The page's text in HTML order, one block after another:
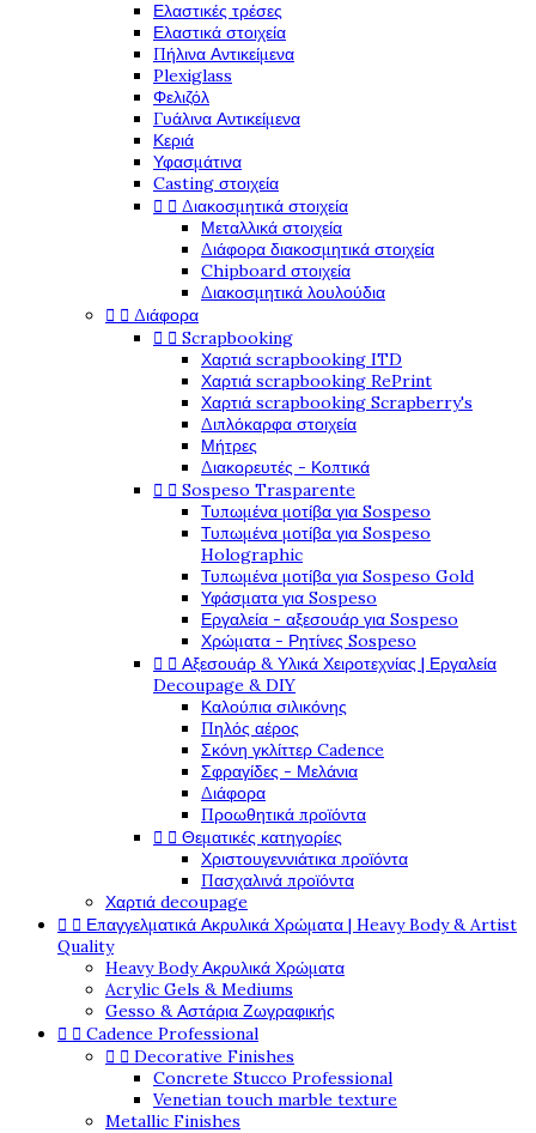
Ελαστικές τρέσες
Ελαστικά στοιχεία
Πήλινα Αντικείμενα
Plexiglass
Φελιζόλ
Γυάλινα Αντικείμενα
Κεριά
Υφασμάτινα
Casting στοιχεία
  Διακοσμητικά στοιχεία
Μεταλλικά στοιχεία
Διάφορα διακοσμητικά στοιχεία
Chipboard στοιχεία
Διακοσμητικά λουλούδια
  Διάφορα
  Scrapbooking
Χαρτιά scrapbooking ITD
Χαρτιά scrapbooking RePrint
Χαρτιά scrapbooking Scrapberry's
Διπλόκαρφα στοιχεία
Μήτρες
Διακορευτές - Κοπτικά
  Sospeso Trasparente
Τυπωμένα μοτίβα για Sospeso
Τυπωμένα μοτίβα για Sospeso
Holographic
Τυπωμένα μοτίβα για Sospeso Gold
Υφάσματα για Sospeso
Εργαλεία - αξεσουάρ για Sospeso
Χρώματα - Ρητίνες Sospeso
  Αξεσουάρ & Υλικά Χειροτεχνίας | Εργαλεία
Decoupage & DIY
Καλούπια σιλικόνης
Πηλός αέρος
Σκόνη γκλίττερ Cadence
Σφραγίδες - Μελάνια
Διάφορα
Προωθητικά προϊόντα
  Θεματικές κατηγορίες
Χριστουγεννιάτικα προϊόντα
Πασχαλινά προϊόντα
Χαρτιά decoupage
  Επαγγελματικά Ακρυλικά Χρώματα | Heavy Body & Artist
Quality
Heavy Body Ακρυλικά Χρώματα
Acrylic Gels & Mediums
Gesso & Αστάρια Ζωγραφικής
  Cadence Professional
  Decorative Finishes
Concrete Stucco Professional
Venetian touch marble texture
Metallic Finishes